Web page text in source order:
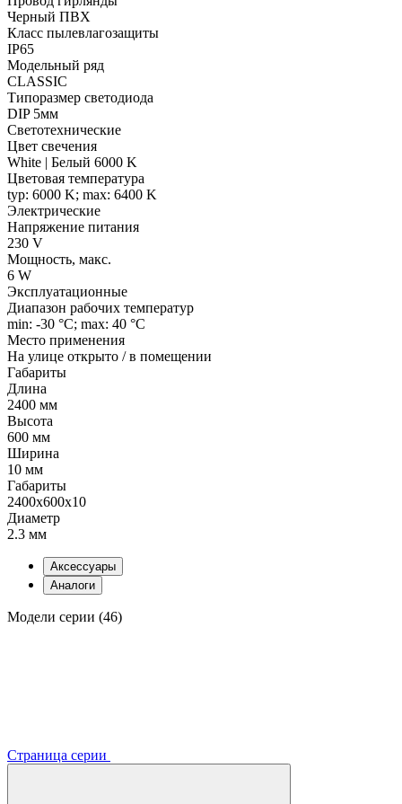
Черный ПВХ
Класс пылевлагозащиты
IP65
Модельный ряд
CLASSIC
Типоразмер светодиода
DIP 5мм
Светотехнические
Цвет свечения
White | Белый 6000 K
Цветовая температура
typ: 6000 K; max: 6400 K
Электрические
Напряжение питания
230 V
Мощность, макс.
6 W
Эксплуатационные
Диапазон рабочих температур
min: -30 °C; max: 40 °C
Место применения
На улице открыто / в помещении
Габариты
Длина
2400 мм
Высота
600 мм
Ширина
10 мм
Габариты
2400x600x10
Диаметр
2.3 мм
Аксессуары
Аналоги
Модели серии (46)
Страница серии